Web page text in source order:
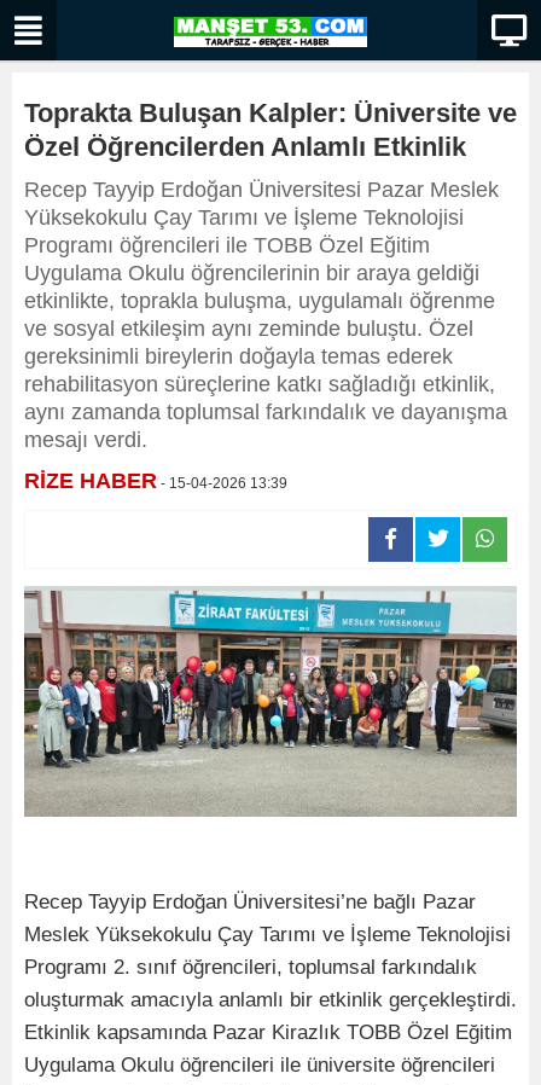
Toprakta Buluşan Kalpler: Üniversite ve
Özel Öğrencilerden Anlamlı Etkinlik
Recep Tayyip Erdoğan Üniversitesi Pazar Meslek
Yüksekokulu Çay Tarımı ve İşleme Teknolojisi
Programı öğrencileri ile TOBB Özel Eğitim
Uygulama Okulu öğrencilerinin bir araya geldiği
etkinlikte, toprakla buluşma, uygulamalı öğrenme
ve sosyal etkileşim aynı zeminde buluştu. Özel
gereksinimli bireylerin doğayla temas ederek
rehabilitasyon süreçlerine katkı sağladığı etkinlik,
aynı zamanda toplumsal farkındalık ve dayanışma
mesajı verdi.
RİZE HABER - 15-04-2026 13:39
Recep Tayyip Erdoğan Üniversitesi’ne bağlı Pazar
Meslek Yüksekokulu Çay Tarımı ve İşleme Teknolojisi
Programı 2. sınıf öğrencileri, toplumsal farkındalık
oluşturmak amacıyla anlamlı bir etkinlik gerçekleştirdi.
Etkinlik kapsamında Pazar Kirazlık TOBB Özel Eğitim
Uygulama Okulu öğrencileri ile üniversite öğrencileri